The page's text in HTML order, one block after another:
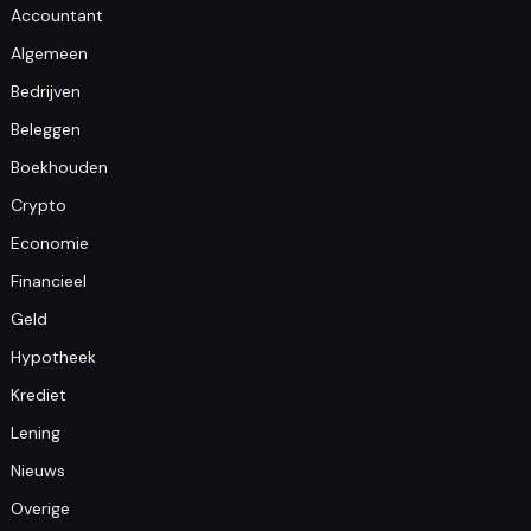
Accountant
Algemeen
Bedrijven
Beleggen
Boekhouden
Crypto
Economie
Financieel
Geld
Hypotheek
Krediet
Lening
Nieuws
Overige